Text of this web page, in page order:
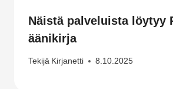
Näistä palveluista löytyy
äänikirja
Tekijä Kirjanetti 8.10.2025